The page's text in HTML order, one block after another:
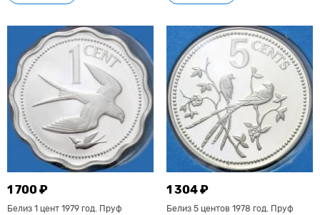
1 700 ₽
Белиз 1 цент 1979 год. Пруф
1 304 ₽
Белиз 5 центов 1978 год. Пруф